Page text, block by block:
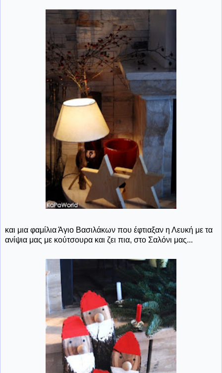
και μια φαμίλια Άγιο Βασιλάκων που έφτιαξαν η Λευκή με τα
ανίψια μας με κούτσουρα και ζει πια, στο Σαλόνι μας...